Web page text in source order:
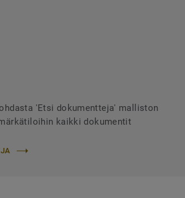
'Etsi dokumentteja' malliston
kaikki dokumentit